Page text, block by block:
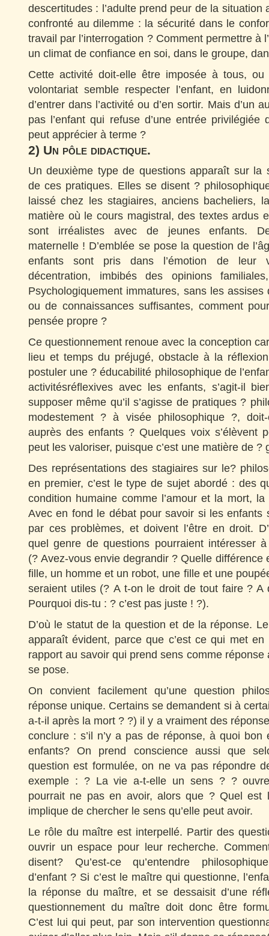
descertitudes : l’adulte prend peur de la situation
confronté au dilemme : la sécurité dans le
travail par l’interrogation ? Comment permettre à
un climat de confiance en soi, dans le groupe,
Cette activité doit-elle être imposée à tous, ou
volontariat semble respecter l’enfant, en
d’entrer dans l’activité ou d’en sortir. Mais d’un
pas l’enfant qui refuse d’une entrée privilégiée
peut apprécier à terme ?
2) Un pôle didactique.
Un deuxième type de questions apparaît sur la
de ces pratiques. Elles se disent ?
laissé chez les stagiaires, anciens bacheliers,
matière où le cours magistral, des textes ardus
sont irréalistes avec de jeunes enfants.
maternelle ! D’emblée se pose la question de
enfants sont pris dans l’émotion de leur
décentration, imbibés des opinions
Psychologiquement immatures, sans les
ou de connaissances suffisantes, comment
pensée propre ?
Ce questionnement renoue avec la conception
lieu et temps du préjugé, obstacle à la
postuler une ? éducabilité philosophique de
activitésréflexives avec les enfants, s’agit-il
supposer même qu’il s’agisse de pratiques ?
modestement ? à visée philosophique ?,
auprès des enfants ? Quelques voix s’élèvent
peut les valoriser, puisque c’est une matière de ?
Des représentations des stagiaires sur le?
en premier, c’est le type de sujet abordé : des
condition humaine comme l’amour et la mort,
Avec en fond le débat pour savoir si les enfants
par ces problèmes, et doivent l’être en droit.
quel genre de questions pourraient intéresser
(? Avez-vous envie degrandir ? Quelle différence
fille, un homme et un robot, une fille et une
seraient utiles (? A t-on le droit de tout faire ? A
Pourquoi dis-tu : ? c’est pas juste ! ?).
D’où le statut de la question et de la réponse.
apparaît évident, parce que c’est ce qui met en
rapport au savoir qui prend sens comme réponse
se pose.
On convient facilement qu’une question
réponse unique. Certains se demandent si à
a-t-il après la mort ? ?) il y a vraiment des
conclure : s’il n’y a pas de réponse, à quoi bon
enfants? On prend conscience aussi que
question est formulée, on ne va pas répondre
exemple : ? La vie a-t-elle un sens ? ? ouvre
pourrait ne pas en avoir, alors que ? Quel
implique de chercher le sens qu’elle peut avoir.
Le rôle du maître est interpellé. Partir des
ouvrir un espace pour leur recherche.
disent? Qu’est-ce qu’entendre
d’enfant ? Si c’est le maître qui questionne,
la réponse du maître, et se dessaisit d’une
questionnement du maître doit donc être
C’est lui qui peut, par son intervention